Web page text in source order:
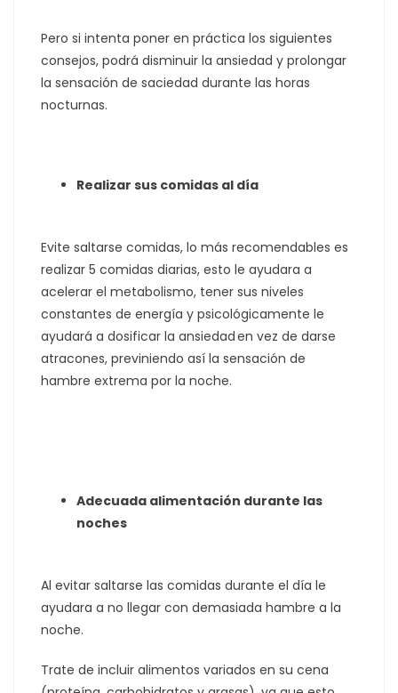
Pero si intenta poner en práctica los siguientes
consejos, podrá disminuir la ansiedad y prolongar
la sensación de saciedad durante las horas
nocturnas.
Realizar sus comidas al día
Evite saltarse comidas, lo más recomendables es
realizar 5 comidas diarias, esto le ayudara a
acelerar el metabolismo, tener sus niveles
constantes de energía y psicológicamente le
ayudará a dosificar la ansiedad en vez de darse
atracones, previniendo así la sensación de
hambre extrema por la noche.
Adecuada alimentación durante las
noches
Al evitar saltarse las comidas durante el día le
ayudara a no llegar con demasiada hambre a la
noche.
Trate de incluir alimentos variados en su cena